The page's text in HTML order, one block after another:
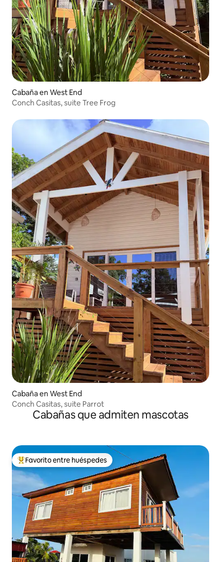
Cabaña en West End
Conch Casitas, suite Tree Frog
Cabaña en West End
Conch Casitas, suite Parrot
Cabañas que admiten mascotas
De los mejores en Favorito entre huéspedes
Favorito entre huéspedes